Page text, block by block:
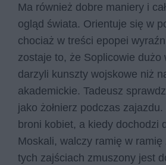
Ma również dobre maniery i
ogląd świata. Orientuje się w
chociaż w treści epopei
zostaje to, że Soplicowie dużo
darzyli kunszty wojskowe niż
akademickie. Tadeusz
jako żołnierz podczas
broni kobiet, a kiedy dochodzi
Moskali, walczy ramię w
tych zajściach zmuszony jest